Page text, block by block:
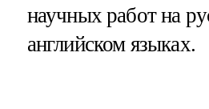
научных работ на
английском языках.